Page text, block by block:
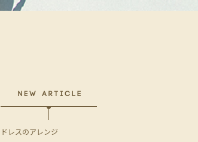
ドレスのアレンジ